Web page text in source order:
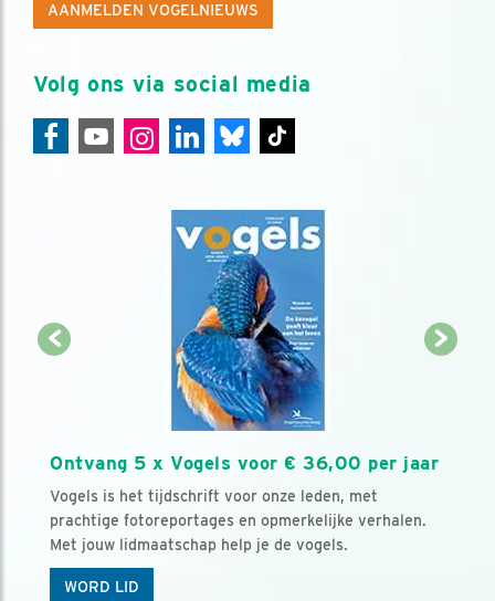
AANMELDEN VOGELNIEUWS
Volg ons via social media
Ontvang 5 x Vogels voor € 36,00 per jaar
Vogels is het tijdschrift voor onze leden, met
prachtige fotoreportages en opmerkelijke verhalen.
Met jouw lidmaatschap help je de vogels.
WORD LID